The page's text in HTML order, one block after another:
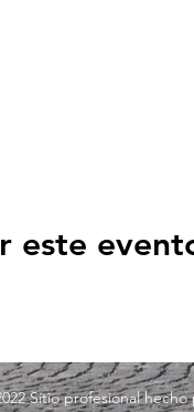
este
Sitio profesional hecho